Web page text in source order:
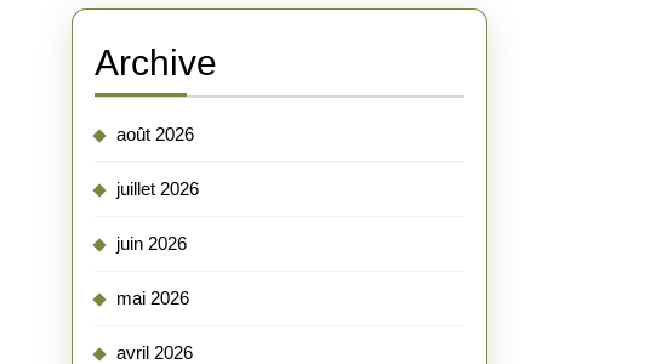
Archive
août 2026
juillet 2026
juin 2026
mai 2026
avril 2026